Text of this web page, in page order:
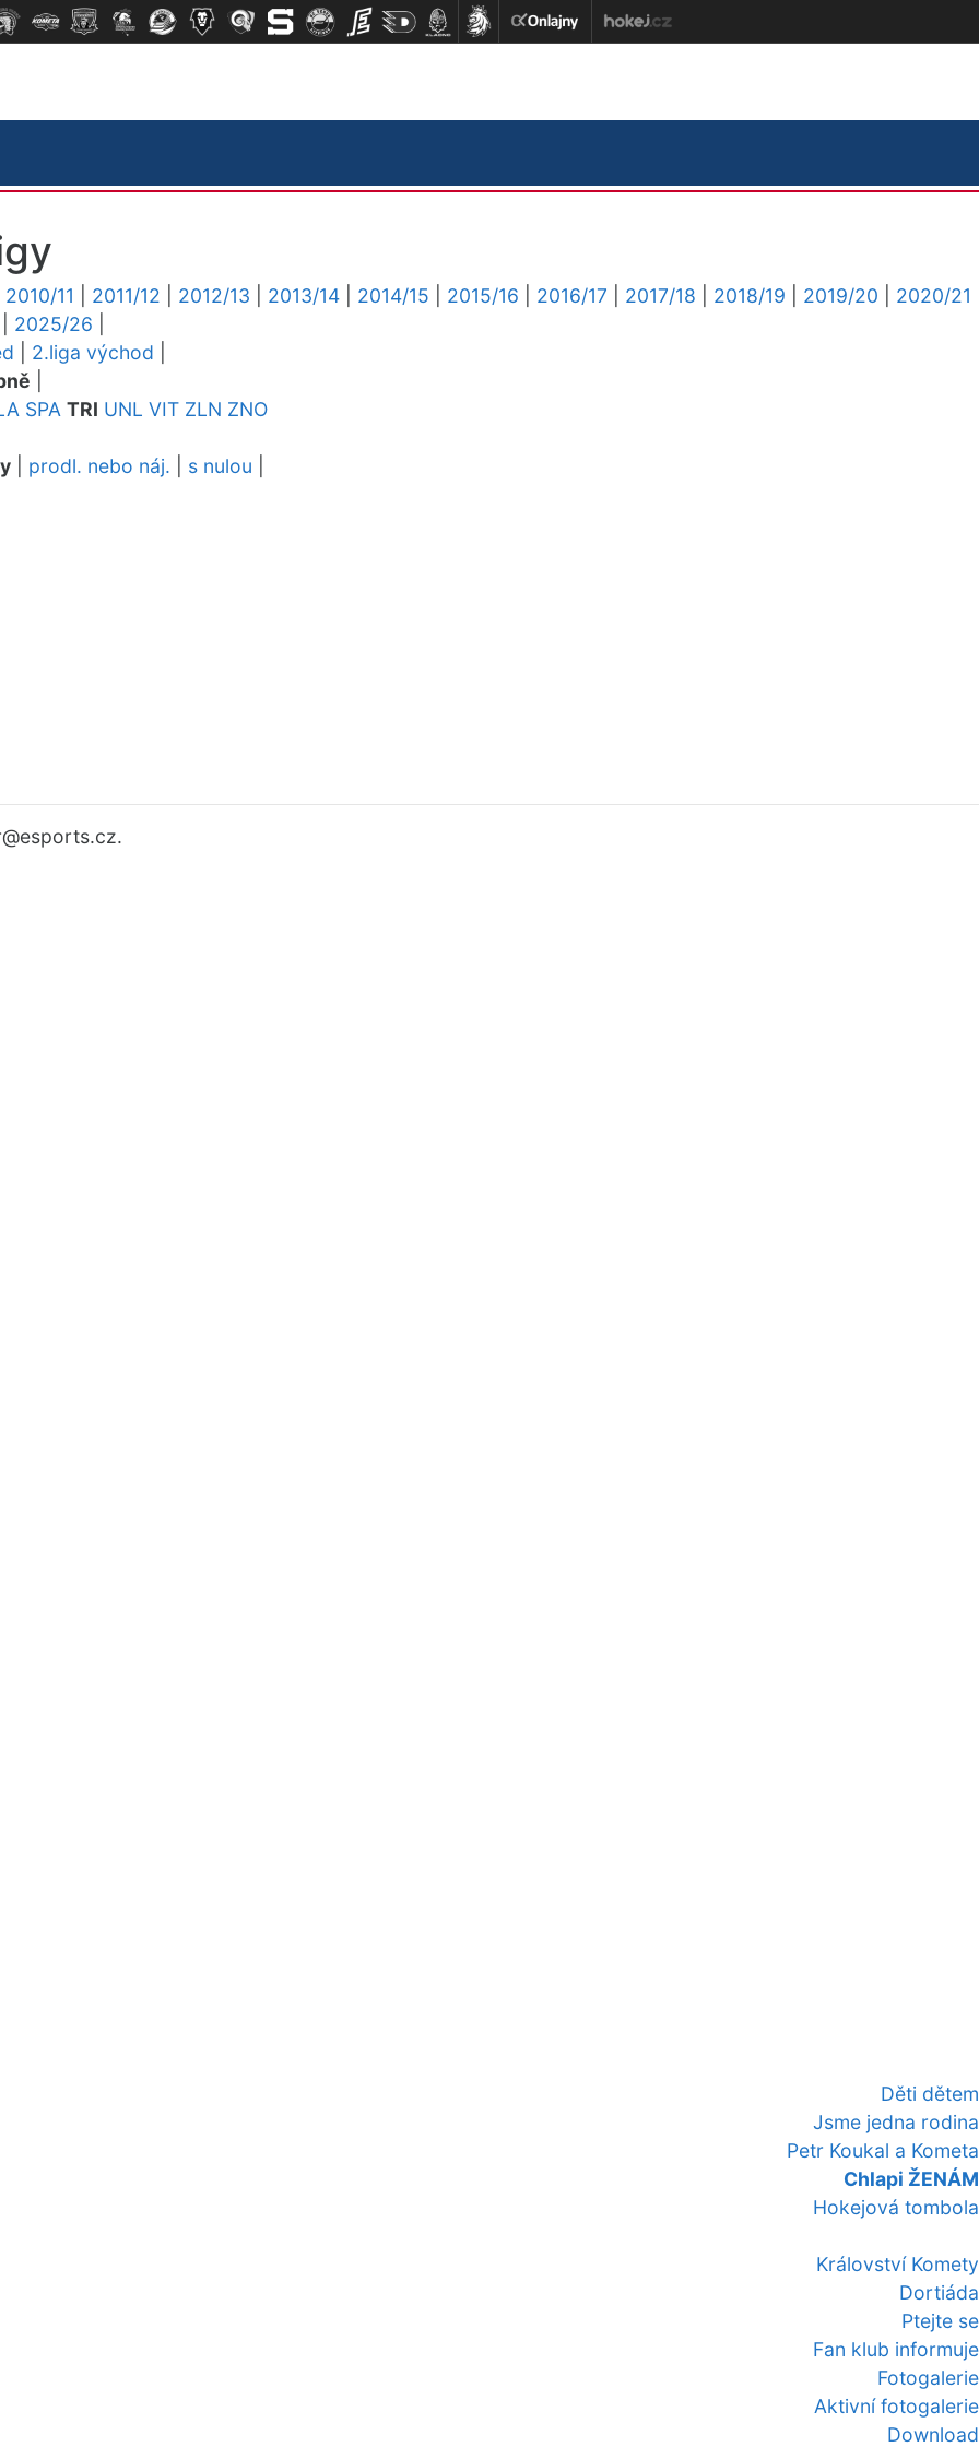
Děti dětem
Jsme jedna rodina
Petr Koukal a Kometa
Chlapi ŽENÁM
Hokejová tombola
Království Komety
Dortiáda
Ptejte se
Fan klub informuje
Fotogalerie
Aktivní fotogalerie
Download
2010/11 2011/12 2012/13 2013/14 2014/15 2015/16 2016/17 2017/18 2018/19 2019/20
2020/21
2025/26
2.liga východ
SPA TRI UNL VIT ZLN ZNO
prodl. nebo náj. s nulou
@esports.cz.